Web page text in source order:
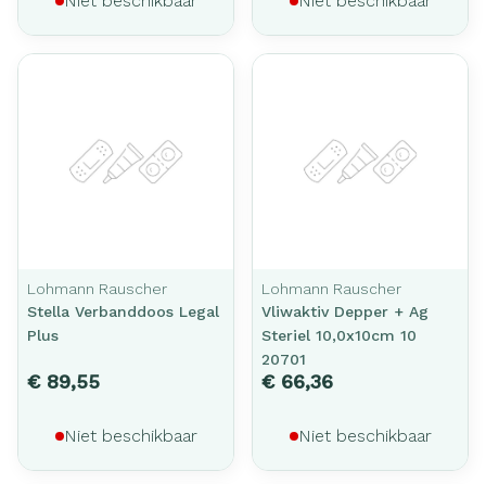
Lohmann Rauscher
Stella Verbanddoos Legal
Plus
€ 89,55
Niet beschikbaar
Lohmann Rauscher
Vliwaktiv Depper + Ag
Steriel 10,0x10cm 10
20701
€ 66,36
Niet beschikbaar